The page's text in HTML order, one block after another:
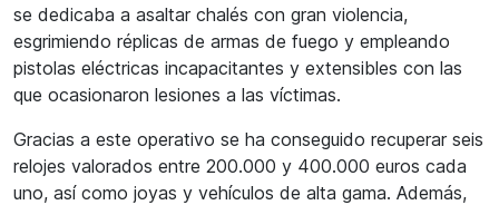
se dedicaba a asaltar chalés con gran violencia,
esgrimiendo réplicas de armas de fuego y empleando
pistolas eléctricas incapacitantes y extensibles con las
que ocasionaron lesiones a las víctimas.
Gracias a este operativo se ha conseguido recuperar seis
relojes valorados entre 200.000 y 400.000 euros cada
uno, así como joyas y vehículos de alta gama. Además,